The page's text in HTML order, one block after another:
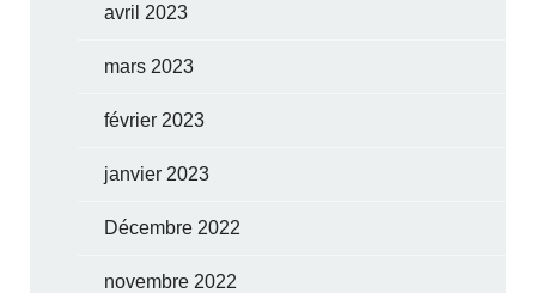
avril 2023
mars 2023
février 2023
janvier 2023
Décembre 2022
novembre 2022